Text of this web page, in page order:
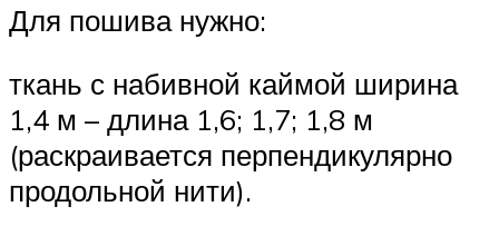
Для пошива нужно:
ткань с набивной каймой ширина
1,4 м – длина 1,6; 1,7; 1,8 м
(раскраивается перпендикулярно
продольной нити).